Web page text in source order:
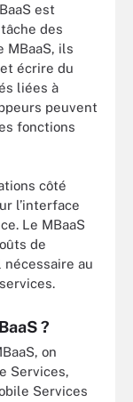
est
des
MBaaS, ils
écrire du
liées à
peuvent
fonctions
côté
l’interface
Le MBaaS
de
au
?
on
Services,
Services